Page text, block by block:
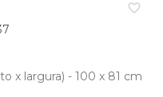
favorite_border
x largura) - 100 x 81 cm